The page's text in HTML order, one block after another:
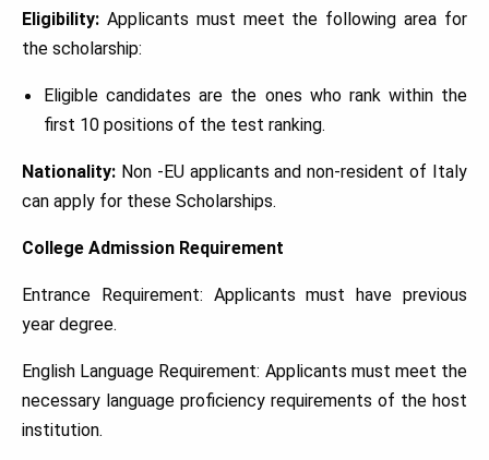
Eligibility: Applicants must meet the following area for
the scholarship:
Eligible candidates are the ones who rank within the
first 10 positions of the test ranking.
Nationality: Non -EU applicants and non-resident of Italy
can apply for these Scholarships.
College Admission Requirement
Entrance Requirement: Applicants must have previous
year degree.
English Language Requirement: Applicants must meet the
necessary language proficiency requirements of the host
institution.